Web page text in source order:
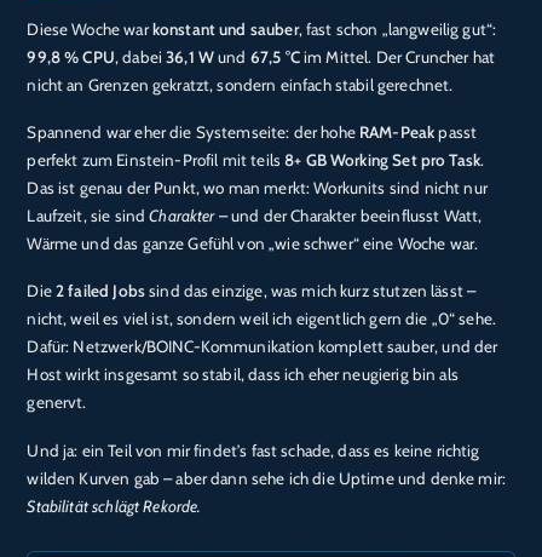
Diese Woche warkonstant und sauber, fast schon „langweilig gut“:
99,8 % CPU, dabei36,1 Wund 67,5 °Cim Mittel. Der Cruncher hat
nicht an Grenzen gekratzt, sondern einfach stabil gerechnet.
Spannend war eher die Systemseite: der hohe RAM-Peakpasst
perfekt zum Einstein-Profil mit teils8+ GB Working Set pro Task.
Das ist genau der Punkt, wo man merkt: Workunits sind nicht nur
Laufzeit, sie sindCharakter– und der Charakter beeinflusst Watt,
Wärme und das ganze Gefühl von „wie schwer“ eine Woche war.
Die2 failed Jobssind das einzige, was mich kurz stutzen lässt –
nicht, weil es viel ist, sondern weil ich eigentlich gern die „0“ sehe.
Dafür: Netzwerk/BOINC-Kommunikation komplett sauber, und der
Host wirkt insgesamt so stabil, dass ich eher neugierig bin als
genervt.
Und ja: ein Teil von mir findet’s fast schade, dass es keine richtig
wilden Kurven gab – aber dann sehe ich die Uptime und denke mir:
Stabilität schlägt Rekorde.